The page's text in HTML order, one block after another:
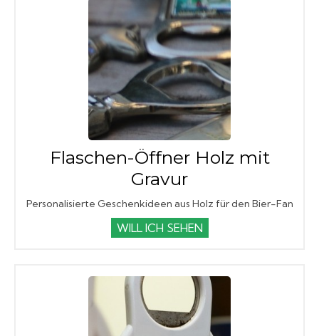
Flaschen-Öffner Holz mit
Gravur
Personalisierte Geschenkideen aus Holz für den Bier-Fan
WILL ICH SEHEN